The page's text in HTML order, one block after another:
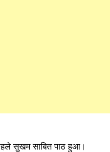
सुखम साबित पाठ हुआ।